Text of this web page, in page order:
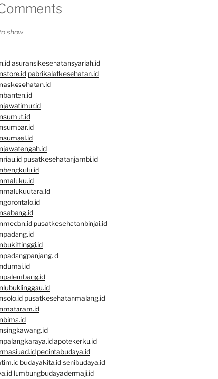
show.
asuransikesehatansyariah.id
pabrikalatkesehatan.id
pusatkesehatanjambi.id
pusatkesehatanbinjai.id
pusatkesehatanmalang.id
apotekerku.id
pecintabudaya.id
budayakita.id senibudaya.id
lumbungbudayadermaji.id